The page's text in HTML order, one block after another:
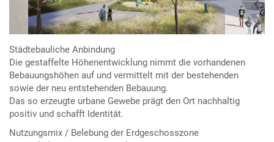
Städtebauliche Anbindung
Die gestaffelte Höhenentwicklung nimmt die vorhandenen
Bebauungshöhen auf und vermittelt mit der bestehenden
sowie der neu entstehenden Bebauung.
Das so erzeugte urbane Gewebe prägt den Ort nachhaltig
positiv und schafft Identität.
Nutzungsmix / Belebung der Erdgeschosszone